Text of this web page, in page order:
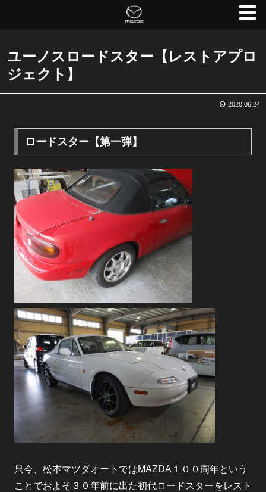
ユーノスロードスター【レストアプロ
ジェクト】
2020.06.24
ロードスター【第一弾】
只今、松本マツダオートではMAZDA１００周年という
ことでおよそ３０年前に出た初代ロードスターをレスト